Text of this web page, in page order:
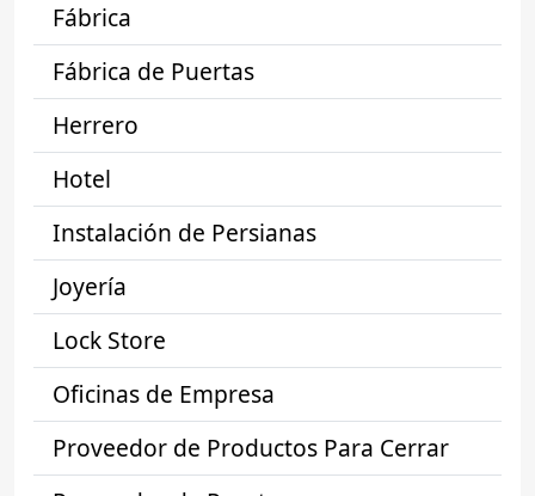
Fábrica
Fábrica de Puertas
Herrero
Hotel
Instalación de Persianas
Joyería
Lock Store
Oficinas de Empresa
Proveedor de Productos Para Cerrar